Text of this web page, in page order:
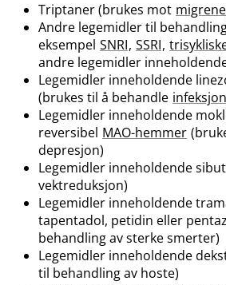
Triptaner (brukes mot migrene
Andre legemidler til
eksempel SNRI, SSRI,
andre legemidler
Legemidler inneholdende
(brukes til å behandle
Legemidler inneholdende
reversibel MAO-hemmer
depresjon)
Legemidler inneholdende
vektreduksjon)
Legemidler inneholdende
tapentadol, petidin eller
behandling av sterke smerter)
Legemidler inneholdende
til behandling av hoste)